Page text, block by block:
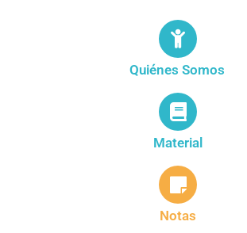
Quiénes Somos
Material
Notas